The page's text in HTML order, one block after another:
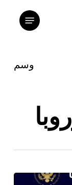
القائمة
وسم